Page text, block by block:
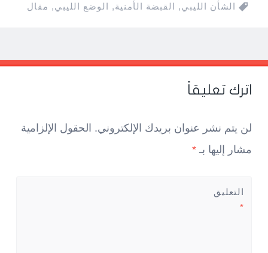
الشأن الليبي, القبضة الأمنية, الوضع الليبي, مقال
Post
navigation
←
→
اترك تعليقاً
لن يتم نشر عنوان بريدك الإلكتروني. الحقول الإلزامية
مشار إليها بـ *
التعليق
*